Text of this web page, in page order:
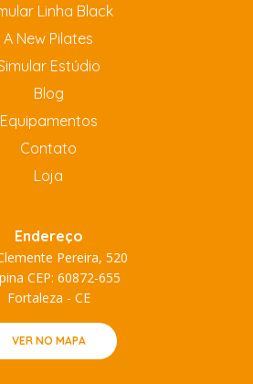
Linha Black
A New Pilates
Estúdio
Blog
Equipamentos
Contato
Loja
Endereço
Pereira, 520
CEP: 60872-655
Fortaleza - CE
VER NO MAPA